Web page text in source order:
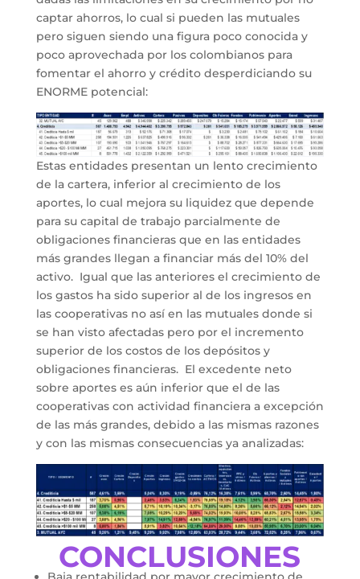
captar ahorros, lo cual si pueden las mutuales
pero siguen siendo una figura poco conocida y
poco aprovechada por los colombianos para
fomentar el ahorro y crédito desperdiciando su
ENORME potencial:
Estas entidades presentan un lento crecimiento
de la cartera, inferior al crecimiento de los
aportes, lo cual mejora su liquidez que depende
para su capital de trabajo parcialmente de
obligaciones financieras que en las entidades
más grandes llegan a financiar más del 10% del
activo. Igual que las anteriores el crecimiento de
los gastos ha sido superior al de los ingresos en
las cooperativas no así en las mutuales donde si
se han visto afectadas pero por el incremento
superior de los costos de los depósitos y
obligaciones financieras. El excedente neto
sobre aportes es aún inferior que el de las
cooperativas con actividad financiera a excepción
de las más grandes, debido a las mismas razones
y con las mismas consecuencias ya analizadas:
CONCLUSIONES